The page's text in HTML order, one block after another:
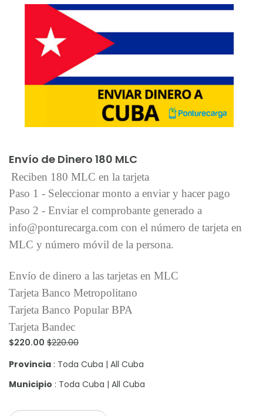
Envío de Dinero 180 MLC
Reciben 180 MLC en la tarjeta
Paso 1 - Seleccionar monto a enviar y hacer pago
Paso 2 - Enviar el comprobante generado a
info@ponturecarga.com con el número de tarjeta en
MLC y número móvil de la persona.
Envío de dinero a las tarjetas en MLC
Tarjeta Banco Metropolitano
Tarjeta Banco Popular BPA
Tarjeta Bandec
$220.00 $220.00
Provincia : Toda Cuba | All Cuba
Municipio : Toda Cuba | All Cuba